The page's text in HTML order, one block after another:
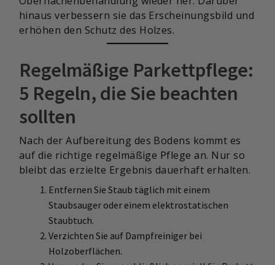
hinaus verbessern sie das Erscheinungsbild und
erhöhen den Schutz des Holzes.
Regelmäßige Parkettpflege:
5 Regeln, die Sie beachten
sollten
Nach der Aufbereitung des Bodens kommt es
auf die richtige regelmäßige Pflege an. Nur so
bleibt das erzielte Ergebnis dauerhaft erhalten.
Entfernen Sie Staub täglich mit einem
Staubsauger oder einem elektrostatischen
Staubtuch.
Verzichten Sie auf Dampfreiniger bei
Holzoberflächen.